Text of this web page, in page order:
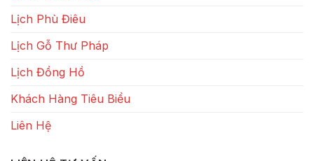
Lịch Phù Điêu
Lịch Gỗ Thư Pháp
Lịch Đồng Hồ
Khách Hàng Tiêu Biểu
Liên Hệ